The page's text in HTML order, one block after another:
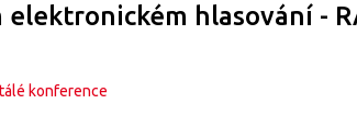
hlasování -
konference